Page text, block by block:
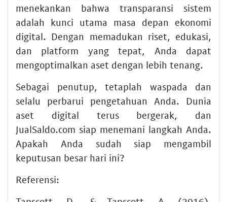
menekankan bahwa transparansi sistem
adalah kunci utama masa depan ekonomi
digital. Dengan memadukan riset, edukasi,
dan platform yang tepat, Anda dapat
mengoptimalkan aset dengan lebih tenang.
Sebagai penutup, tetaplah waspada dan
selalu perbarui pengetahuan Anda. Dunia
aset digital terus bergerak, dan
JualSaldo.com siap menemani langkah Anda.
Apakah Anda sudah siap mengambil
keputusan besar hari ini?
Referensi: